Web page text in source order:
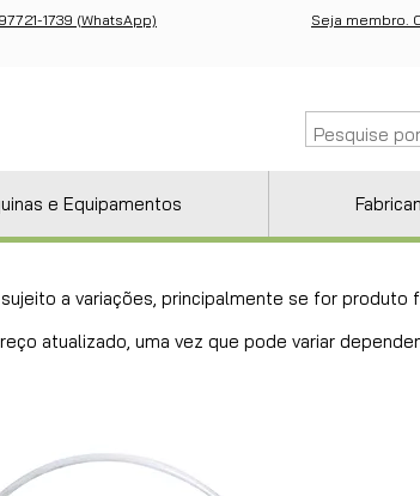
1739 (WhatsApp) Seja membro.
e Equipamentos
a variações, principalmente se for produto
atualizado, uma vez que pode variar